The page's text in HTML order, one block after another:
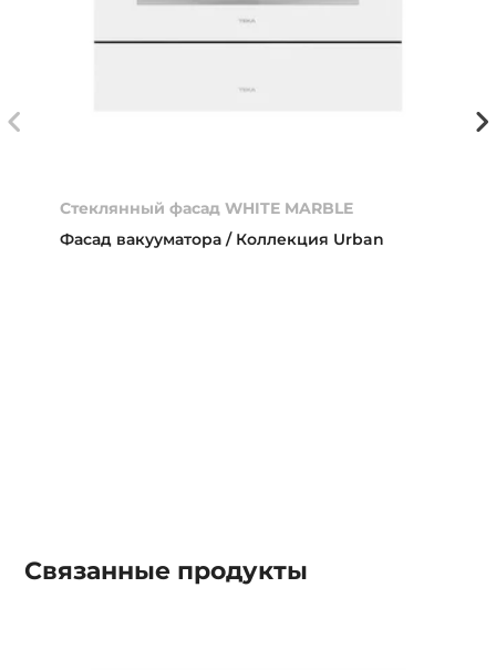
Стеклянный фасад WHITE MARBLE
Фасад вакууматора / Коллекция Urban
Связанные продукты